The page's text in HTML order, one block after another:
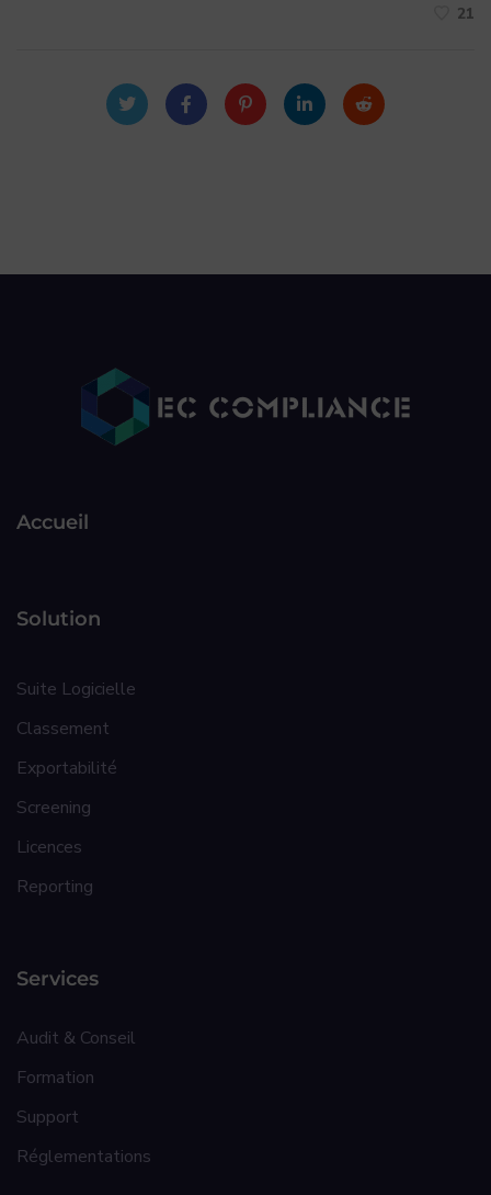
21
Accueil
Solution
Suite Logicielle
Classement
Exportabilité
Screening
Licences
Reporting
Services
Audit & Conseil
Formation
Support
Réglementations